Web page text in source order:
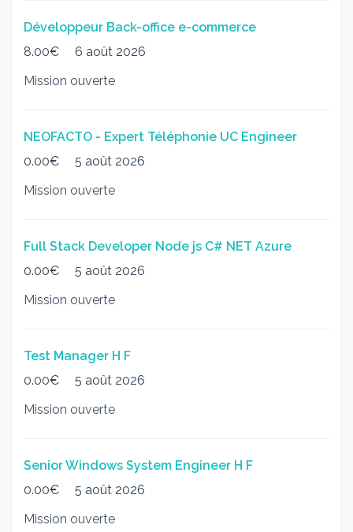
Développeur Back-office e-commerce
8.00€
6 août 2026
Mission ouverte
NEOFACTO - Expert Téléphonie UC Engineer
0.00€
5 août 2026
Mission ouverte
Full Stack Developer Node js C# NET Azure
0.00€
5 août 2026
Mission ouverte
Test Manager H F
0.00€
5 août 2026
Mission ouverte
Senior Windows System Engineer H F
0.00€
5 août 2026
Mission ouverte